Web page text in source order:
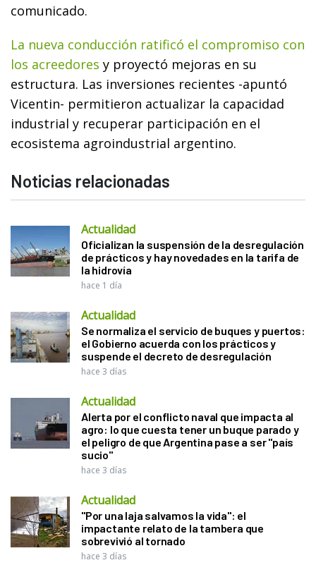
comunicado.
La nueva conducción ratificó el compromiso con
los acreedores y proyectó mejoras en su
estructura. Las inversiones recientes -apuntó
Vicentin- permitieron actualizar la capacidad
industrial y recuperar participación en el
ecosistema agroindustrial argentino.
Noticias relacionadas
Actualidad
Oficializan la suspensión de la desregulación
de prácticos y hay novedades en la tarifa de
la hidrovía
hace 1 día
Actualidad
Se normaliza el servicio de buques y puertos:
el Gobierno acuerda con los prácticos y
suspende el decreto de desregulación
hace 3 días
Actualidad
Alerta por el conflicto naval que impacta al
agro: lo que cuesta tener un buque parado y
el peligro de que Argentina pase a ser "país
sucio"
hace 3 días
Actualidad
"Por una laja salvamos la vida": el
impactante relato de la tambera que
sobrevivió al tornado
hace 3 días